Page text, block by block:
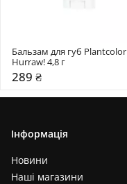
Бальзам для губ Plantcolor
Hurraw! 4,8 г
289 ₴
Інформація
Новини
Наші магазини